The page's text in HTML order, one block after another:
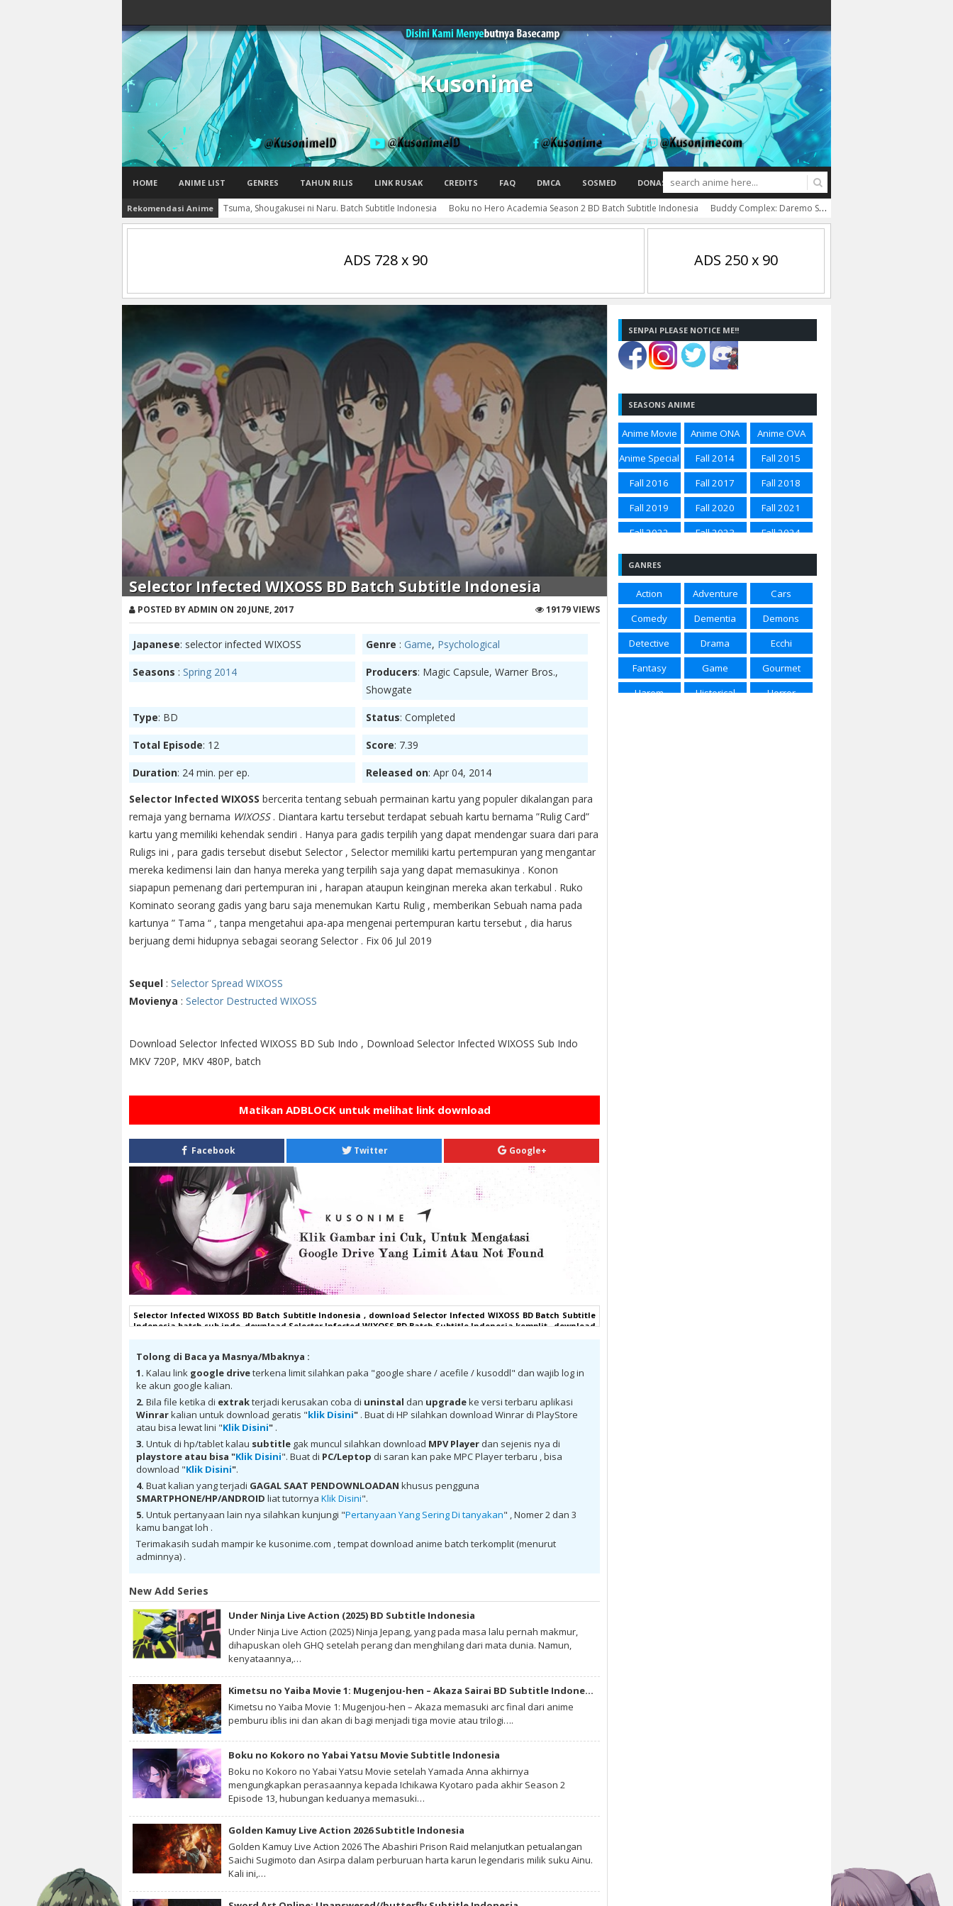
Kusonime
HOME ANIME LIST GENRES TAHUN RILIS LINK RUSAK CREDITS FAQ DMCA SOSMED DONASI
Rekomendasi Anime Tsuma, Shougakusei ni Naru. Batch Subtitle Indonesia Boku no Hero Academia Season 2 BD Batch Subtitle Indonesia Buddy Complex: Daremo Shiranai Ashita e BD Batch Subtitle Indonesia
ADS 728 x 90 ADS 250 x 90
Selector Infected WIXOSS BD Batch Subtitle Indonesia
POSTED BY ADMIN ON 20 JUNE, 2017 19179 VIEWS
Japanese: selector infected WIXOSS Genre : Game, Psychological
Seasons : Spring 2014 Producers: Magic Capsule, Warner Bros.,
Showgate
Type: BD Status: Completed
Total Episode: 12 Score: 7.39
Duration: 24 min. per ep. Released on: Apr 04, 2014
Selector Infected WIXOSS bercerita tentang sebuah permainan kartu yang populer dikalangan para
remaja yang bernama WIXOSS. Diantara kartu tersebut terdapat sebuah kartu bernama ”Rulig Card”
kartu yang memiliki kehendak sendiri . Hanya para gadis terpilih yang dapat mendengar suara dari para
Ruligs ini , para gadis tersebut disebut Selector , Selector memiliki kartu pertempuran yang mengantar
mereka kedimensi lain dan hanya mereka yang terpilih saja yang dapat memasukinya . Konon
siapapun pemenang dari pertempuran ini , harapan ataupun keinginan mereka akan terkabul . Ruko
Kominato seorang gadis yang baru saja menemukan Kartu Rulig , memberikan Sebuah nama pada
kartunya ” Tama “ , tanpa mengetahui apa-apa mengenai pertempuran kartu tersebut , dia harus
berjuang demi hidupnya sebagai seorang Selector . Fix 06 Jul 2019
Sequel : Selector Spread WIXOSS
Movienya : Selector Destructed WIXOSS
Download Selector Infected WIXOSS BD Sub Indo , Download Selector Infected WIXOSS Sub Indo
MKV 720P, MKV 480P, batch
Matikan ADBLOCK untuk melihat link download
Facebook Twitter Google+
Selector Infected WIXOSS BD Batch Subtitle Indonesia , download Selector Infected WIXOSS BD Batch Subtitle
Indonesia batch sub indo, download Selector Infected WIXOSS BD Batch Subtitle Indonesia komplit , download
Infected WIXOSS BD Batch Subtitle Indonesia bd, Selector Infected WIXOSS BD Batch Subtitle Indonesia
kurogaze, Selector Infected WIXOSS BD Batch Subtitle Indonesia anibatch, Selector Infected WIXOSS BD Batch
Subtitle Indonesia animeindo, Selector Infected WIXOSS BD Batch Subtitle Indonesia samehadaku , donwload
anime Selector Infected WIXOSS BD Batch Subtitle Indonesia batch , donwload Selector Infected WIXOSS BD
Batch Subtitle Indonesia sub indo, download Selector Infected WIXOSS BD Batch Subtitle Indonesia batch
google drive, download Selector Infected WIXOSS BD Batch Subtitle Indonesia batch Mega , donwload Selector
Infected WIXOSS BD Batch Subtitle Indonesia MKV 480P , donwload Selector Infected WIXOSS BD Batch Subtitle
Indonesia MKV 720P , donwload Selector Infected WIXOSS BD Batch Subtitle Indonesia , donwload Selector
Infected WIXOSS BD Batch Subtitle Indonesia anime batch, donwload Selector Infected WIXOSS BD Batch
Subtitle Indonesia sub indo, donwload Selector Infected WIXOSS BD Batch Subtitle Indonesia , donwload
Selector Infected WIXOSS BD Batch Subtitle Indonesia batch sub indo , download anime Selector Infected
WIXOSS BD Batch Subtitle Indonesia , anime Selector Infected WIXOSS BD Batch Subtitle Indonesia , download
anime mp4 , mkv , 3gp sub indo , download anime sub indo , download anime sub indo Selector Infected
WIXOSS BD Batch Subtitle Indonesia
Tolong di Baca ya Masnya/Mbaknya :
1. Kalau link google driveterkena limit silahkan paka "google share / acefile / kusoddl" dan wajib log in
ke akun google kalian.
2. Bila file ketika di extrakterjadi kerusakan coba di uninstal dan upgradeke versi terbaru aplikasi
Winrarkalian untuk download geratis "klik Disini" . Buat di HP silahkan download Winrar di PlayStore
atau bisa lewat lini "Klik Disini" .
3. Untuk di hp/tablet kalau subtitle gak muncul silahkan download MPV Player dan sejenis nya di
playstore atau bisa "Klik Disini". Buat di PC/Leptop di saran kan pake MPC Player terbaru , bisa
download "Klik Disini".
4. Buat kalian yang terjadi GAGAL SAAT PENDOWNLOADAN khusus pengguna
SMARTPHONE/HP/ANDROID liat tutornya Klik Disini".
5. Untuk pertanyaan lain nya silahkan kunjungi "Pertanyaan Yang Sering Di tanyakan" , Nomer 2 dan 3
kamu bangat loh .
Terimakasih sudah mampir ke kusonime.com , tempat download anime batch terkomplit (menurut
adminnya) .
New Add Series
Under Ninja Live Action (2025) BD Subtitle Indonesia
Under Ninja Live Action (2025) Ninja Jepang, yang pada masa lalu pernah makmur,
dihapuskan oleh GHQ setelah perang dan menghilang dari mata dunia. Namun,
kenyataannya,…
Kimetsu no Yaiba Movie 1: Mugenjou-hen – Akaza Sairai BD Subtitle Indonesia
Kimetsu no Yaiba Movie 1: Mugenjou-hen – Akaza memasuki arc final dari anime
pemburu iblis ini dan akan di bagi menjadi tiga movie atau trilogi….
Boku no Kokoro no Yabai Yatsu Movie Subtitle Indonesia
Boku no Kokoro no Yabai Yatsu Movie setelah Yamada Anna akhirnya
mengungkapkan perasaannya kepada Ichikawa Kyotaro pada akhir Season 2
Episode 13, hubungan keduanya memasuki…
Golden Kamuy Live Action 2026 Subtitle Indonesia
Golden Kamuy Live Action 2026 The Abashiri Prison Raid melanjutkan petualangan
Saichi Sugimoto dan Asirpa dalam perburuan harta karun legendaris milik suku Ainu.
Kali ini,…
SENPAI PLEASE NOTICE ME!!
SEASONS ANIME
Anime Movie Anime ONA
Anime OVA
Anime Special
Fall 2014
Fall 2015
Fall 2016
Fall 2017
Fall 2018
Fall 2019
Fall 2020
Fall 2021
Fall 2022
Fall 2023
Fall 2024
Fall 2025
Spring 2012
Spring 2014
Spring 2015
Spring 2016
Spring 2017
Spring 2018
Spring 2020
Spring 2021
Spring 2022
Spring 2023
Spring 2024
Spring 2025
Spring 2026
Summer 2015
Summer 2016 Summer 2017 Summer 2018
GANRES
Action Adventure
Cars
Comedy
Dementia
Demons
Detective
Drama
Ecchi
Fantasy
Game
Gourmet
Harem
Historical
Horror